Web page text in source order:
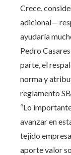
Crece,
adicional—
ayudaría
Pedro
parte, el
norma y
reglamento
“Lo
avanzar en
tejido
aporte valor